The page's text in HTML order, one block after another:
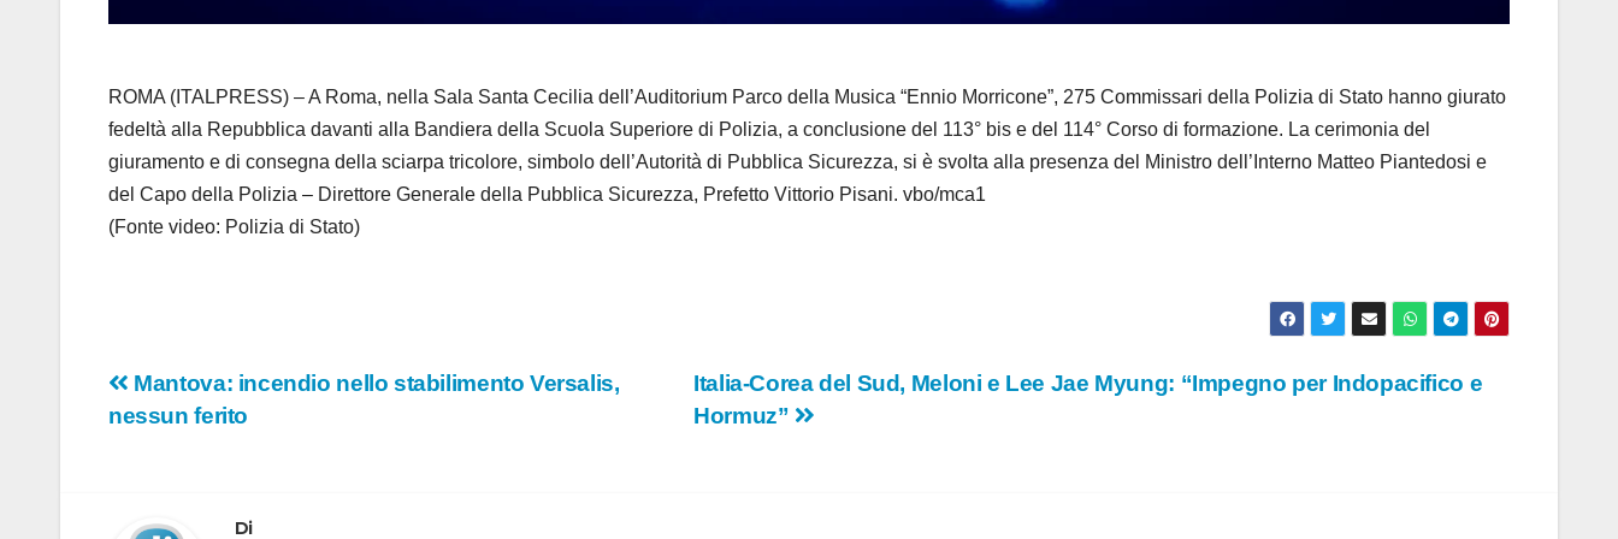
e
o
ROMA (ITALPRESS) – A Roma, nella Sala Santa Cecilia dell’Auditorium Parco della Musica “Ennio Morricone”, 275 Commissari della Polizia di Stato hanno giurato
fedeltà alla Repubblica davanti alla Bandiera della Scuola Superiore di Polizia, a conclusione del 113° bis e del 114° Corso di formazione. La cerimonia del
giuramento e di consegna della sciarpa tricolore, simbolo dell’Autorità di Pubblica Sicurezza, si è svolta alla presenza del Ministro dell’Interno Matteo Piantedosi e
del Capo della Polizia – Direttore Generale della Pubblica Sicurezza, Prefetto Vittorio Pisani. vbo/mca1
(Fonte video: Polizia di Stato)
Navigazione
Italia-Corea del Sud, Meloni e Lee Jae Myung: “Impegno per Indopacifico e
Hormuz”
Mantova: incendio nello stabilimento Versalis,
nessun ferito
Di